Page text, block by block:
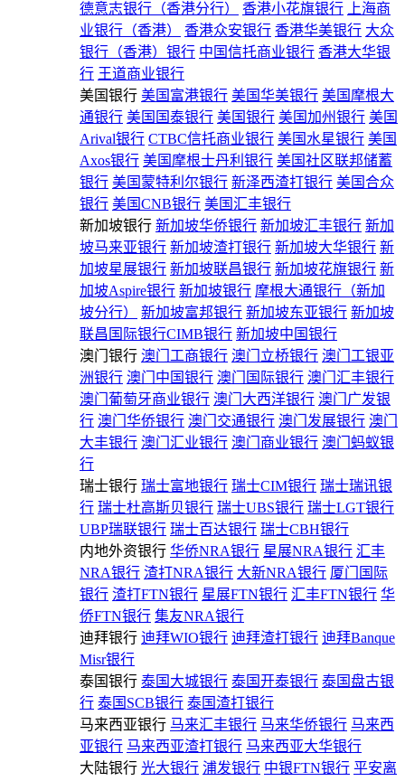
德意志银行（香港分行）
香港小花旗银行
上海商
业银行（香港）
香港众安银行 香港华美银行 大众
银行（香港）银行 中国信托商业银行 香港大华银
行 王道商业银行
美国银行 美国富港银行 美国华美银行 美国摩根大
通银行 美国国泰银行 美国银行 美国加州银行 美国
Arival银行 CTBC信托商业银行 美国水星银行 美国
Axos银行 美国摩根士丹利银行 美国社区联邦储蓄
银行 美国蒙特利尔银行 新泽西渣打银行 美国合众
银行 美国CNB银行 美国汇丰银行
新加坡银行 新加坡华侨银行 新加坡汇丰银行 新加
坡马来亚银行 新加坡渣打银行 新加坡大华银行 新
加坡星展银行 新加坡联昌银行 新加坡花旗银行 新
加坡Aspire银行 新加坡银行 摩根大通银行（新加
坡分行）
新加坡富邦银行 新加坡东亚银行 新加坡
联昌国际银行CIMB银行 新加坡中国银行
澳门银行 澳门工商银行 澳门立桥银行 澳门工银亚
洲银行 澳门中国银行 澳门国际银行 澳门汇丰银行
澳门葡萄牙商业银行 澳门大西洋银行 澳门广发银
行 澳门华侨银行 澳门交通银行 澳门发展银行 澳门
大丰银行 澳门汇业银行 澳门商业银行 澳门蚂蚁银
行
瑞士银行 瑞士富地银行 瑞士CIM银行 瑞士瑞讯银
行 瑞士杜高斯贝银行 瑞士UBS银行 瑞士LGT银行
UBP瑞联银行 瑞士百达银行 瑞士CBH银行
内地外资银行 华侨NRA银行 星展NRA银行 汇丰
NRA银行 渣打NRA银行 大新NRA银行 厦门国际
银行 渣打FTN银行 星展FTN银行 汇丰FTN银行 华
侨FTN银行 集友NRA银行
迪拜银行 迪拜WIO银行 迪拜渣打银行 迪拜Banque
Misr银行
泰国银行 泰国大城银行 泰国开泰银行 泰国盘古银
行 泰国SCB银行 泰国渣打银行
马来西亚银行 马来汇丰银行 马来华侨银行 马来西
亚银行 马来西亚渣打银行 马来西亚大华银行
大陆银行 光大银行 浦发银行 中银FTN银行 平安离